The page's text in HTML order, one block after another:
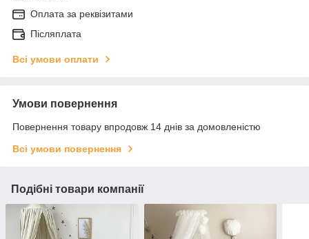
Оплата за реквізитами
Післяплата
Всі умови оплати
Умови повернення
Повернення товару впродовж 14 днів за домовленістю
Всі умови повернення
Подібні товари компанії